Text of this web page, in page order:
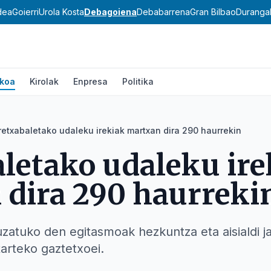
GoierriUrola KostaDebagoienaDebabarrenaGran Bilbao
Kirolak Enpresa Politika
udaleku irekiak martxan dira 290 haurrekin
udaleku
290
den egitasmoak hezkuntza eta aisialdi
gaztetxoei.